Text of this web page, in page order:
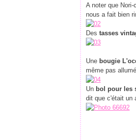
A noter que
nous a fait bien
Des tasses
Une bougie
même pas
Un bol pour les
dit que c'était un